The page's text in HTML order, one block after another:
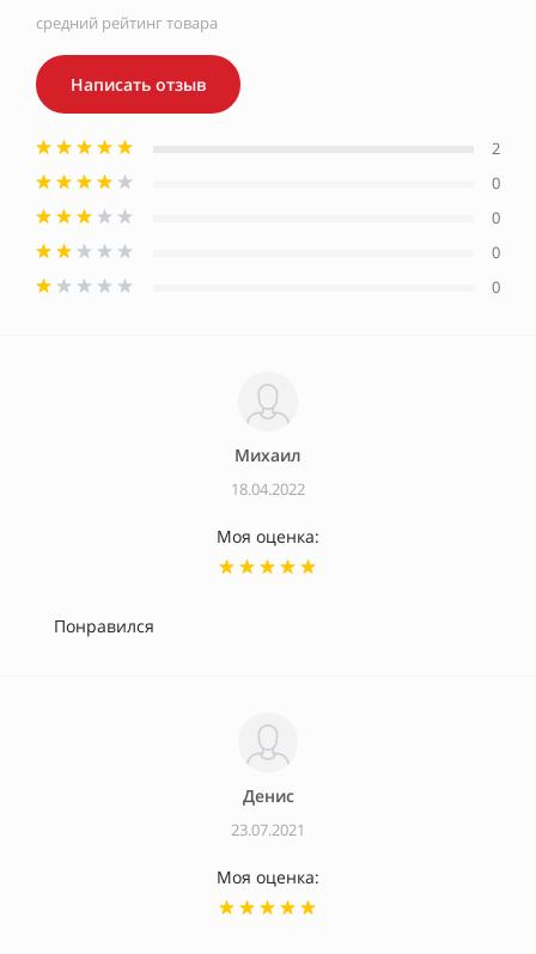
средний рейтинг товара
Написать отзыв
2
0
0
0
0
Михаил
18.04.2022
Моя оценка:
Понравился
Денис
23.07.2021
Моя оценка: